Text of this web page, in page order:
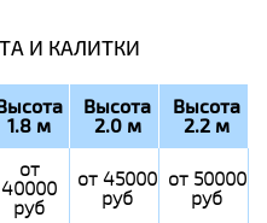
И КАЛИТКИ
1.8 м
Высота
2.0 м
Высота
2.2 м
от
40000
руб
от 45000
руб
от 50000
руб